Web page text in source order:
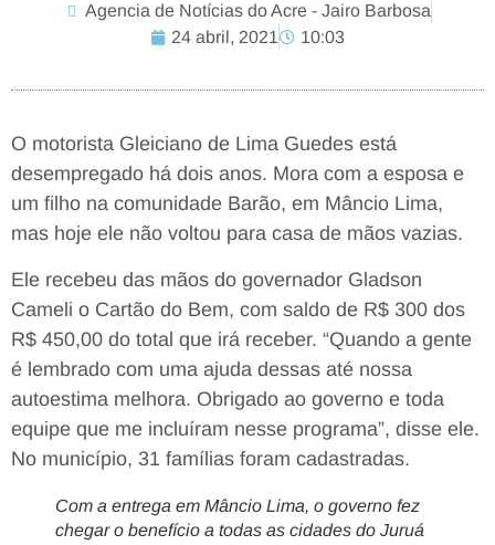
Agencia de Notícias do Acre - Jairo Barbosa
24 abril, 2021
10:03
O motorista Gleiciano de Lima Guedes está
desempregado há dois anos. Mora com a esposa e
um filho na comunidade Barão, em Mâncio Lima,
mas hoje ele não voltou para casa de mãos vazias.
Ele recebeu das mãos do governador Gladson
Cameli o Cartão do Bem, com saldo de R$ 300 dos
R$ 450,00 do total que irá receber. “Quando a gente
é lembrado com uma ajuda dessas até nossa
autoestima melhora. Obrigado ao governo e toda
equipe que me incluíram nesse programa”, disse ele.
No município, 31 famílias foram cadastradas.
Com a entrega em Mâncio Lima, o governo fez
chegar o benefício a todas as cidades do Juruá